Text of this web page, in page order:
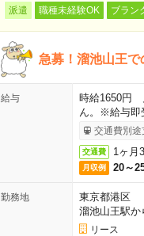
派遣 職種未経験OK ブラン
急募！溜池山王
給与
時給1650円
ん。※給与即
交通費別途
交通費 1ヶ月
月収例 20～
勤務地
東京都港区
溜池山王駅か
リース